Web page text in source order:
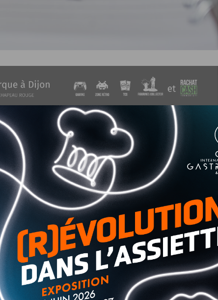
à la Toison d’Or. Pour la lecture du texte, le
Fabre, Miss France 2005 et directrice
pour tous.
comme des grands, testent leurs savoirs en grammaire et en
ci, les challengers retrouveront Cindy Fabreà la lecture de la